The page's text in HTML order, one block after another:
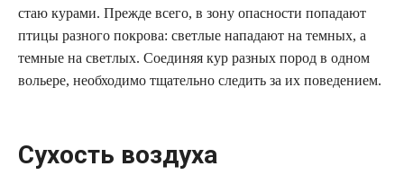
стаю курами. Прежде всего, в зону опасности попадают
птицы разного покрова: светлые нападают на темных, а
темные на светлых. Соединяя кур разных пород в одном
вольере, необходимо тщательно следить за их поведением.
Сухость воздуха